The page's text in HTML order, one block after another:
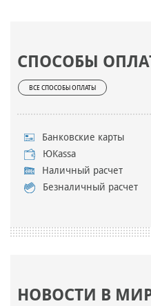
СПОСОБЫ
ВСЕ СПОСОБЫ ОПЛАТЫ
Банковские карты
ЮKassa
Наличный расчет
Безналичный расчет
НОВОСТИ В